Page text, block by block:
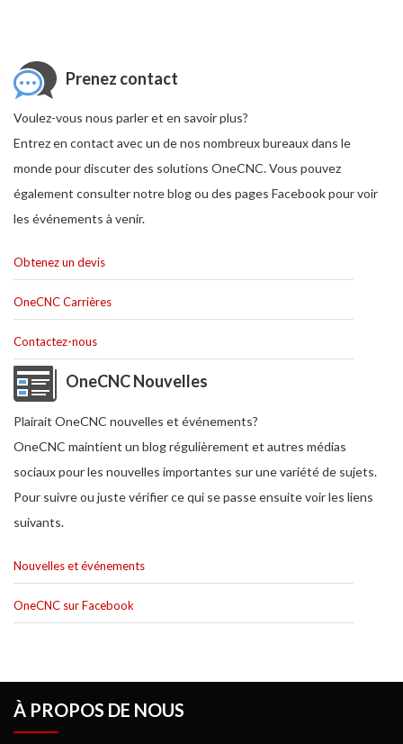
Prenez contact
Voulez-vous nous parler et en savoir plus?
Entrez en contact avec un de nos nombreux bureaux dans le
monde pour discuter des solutions OneCNC. Vous pouvez
également consulter notre blog ou des pages Facebook pour voir
les événements à venir.
Obtenez un devis
OneCNC Carrières
Contactez-nous
OneCNC Nouvelles
Plairait OneCNC nouvelles et événements?
OneCNC maintient un blog régulièrement et autres médias
sociaux pour les nouvelles importantes sur une variété de sujets.
Pour suivre ou juste vérifier ce qui se passe ensuite voir les liens
suivants.
Nouvelles et événements
OneCNC sur Facebook
À PROPOS DE NOUS